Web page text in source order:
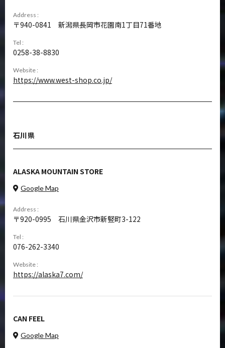
Address :
940-0841 新潟県長岡市花園南1丁目71番地
Tel :
0258-38-8830
Website :
https://www.west-shop.co.jp/
石川県
ALASKA MOUNTAIN STORE
Google Map
Address :
920-0995 石川県金沢市新竪町3-122
Tel :
076-262-3340
Website :
https://alaska7.com/
CAN FEEL
Google Map